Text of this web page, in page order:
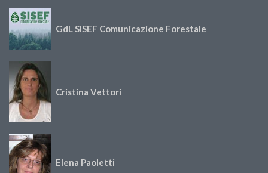
GdL SISEF Comunicazione Forestale
Cristina Vettori
Elena Paoletti